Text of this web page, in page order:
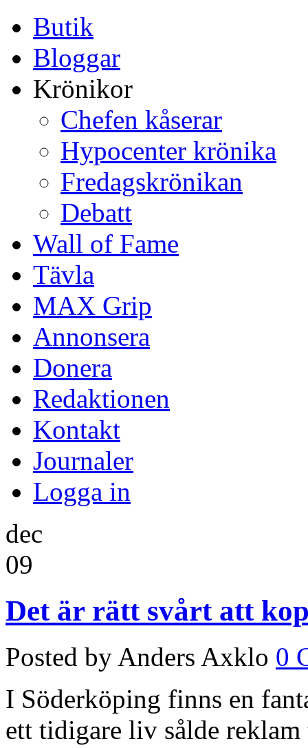
Butik
Bloggar
Krönikor
Chefen kåserar
Hypocenter krönika
Fredagskrönikan
Debatt
Wall of Fame
Tävla
MAX Grip
Annonsera
Donera
Redaktionen
Kontakt
Journaler
Logga in
dec
09
Det är rätt svårt att
Posted by Anders Axklo 0
I Söderköping finns en
ett tidigare liv sålde